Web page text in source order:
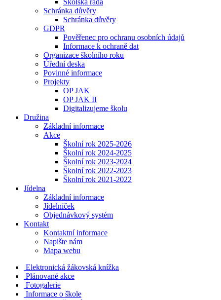
Školská rada
Schránka důvěry
Schránka důvěry
GDPR
Pověřenec pro ochranu osobních údajů
Informace k ochraně dat
Organizace školního roku
Úřední deska
Povinné informace
Projekty
OP JAK
OP JAK II
Digitalizujeme školu
Družina
Základní informace
Akce
Školní rok 2025-2026
Školní rok 2024-2025
Školní rok 2023-2024
Školní rok 2022-2023
Školní rok 2021-2022
Jídelna
Základní informace
Jídelníček
Objednávkový systém
Kontakt
Kontaktní informace
Napište nám
Mapa webu
Elektronická žákovská knížka
Plánované akce
Fotogalerie
Informace o škole